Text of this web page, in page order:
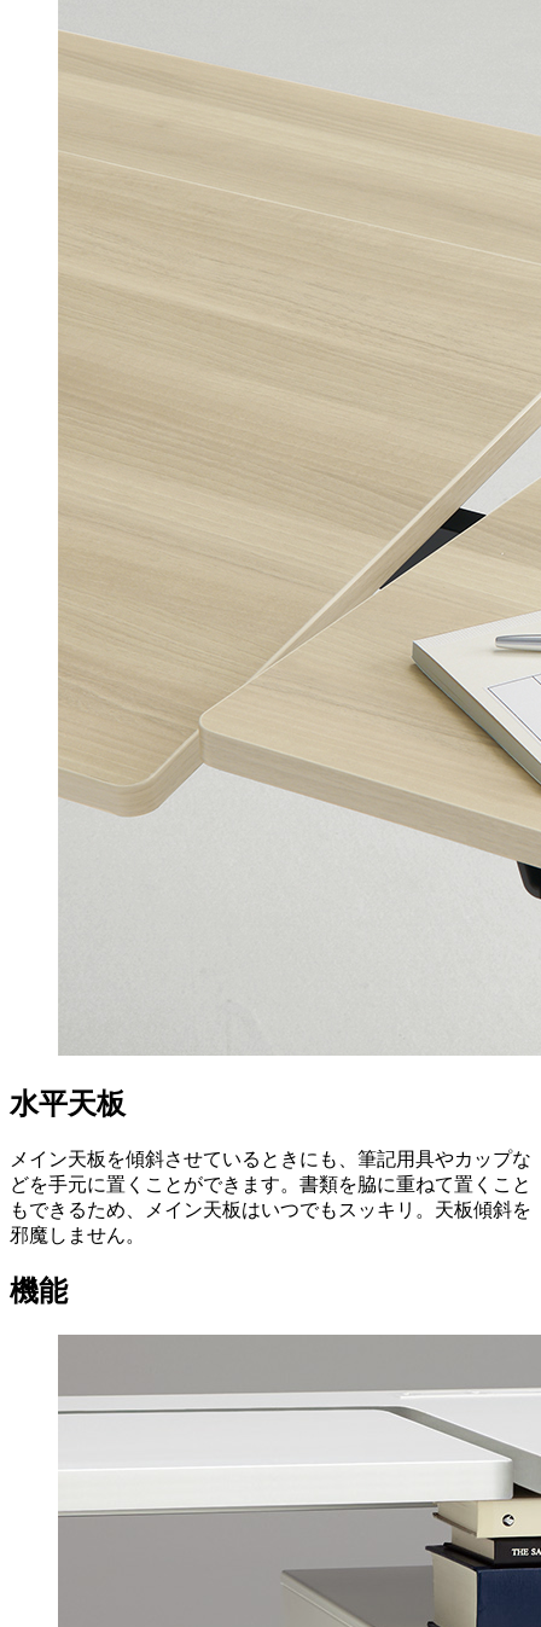
水平天板
メイン天板を傾斜させているときにも、筆記用具やカップな
どを手元に置くことができます。書類を脇に重ねて置くこと
もできるため、メイン天板はいつでもスッキリ。天板傾斜を
邪魔しません。
機能